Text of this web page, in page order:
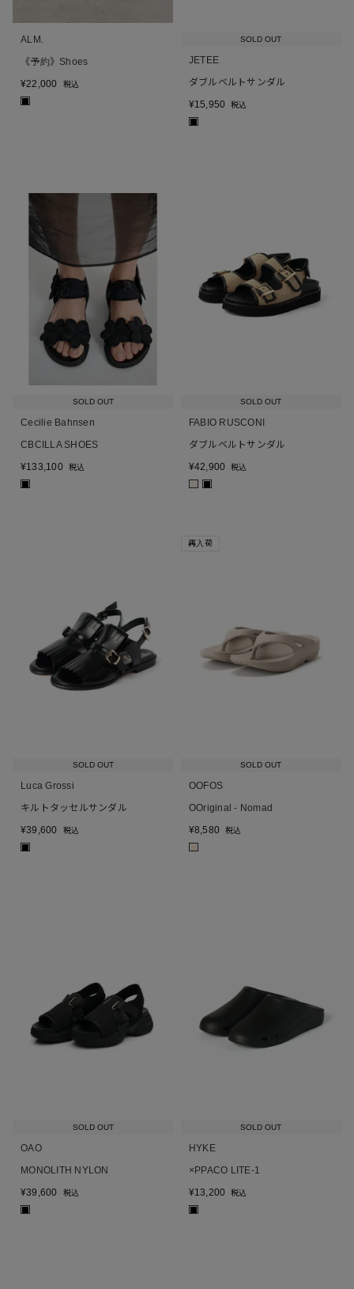
ALM.
《予約》Shoes
¥22,000 税込
■
SOLD OUT
JETEE
ダブルベルトサンダル
¥15,950 税込
■
SOLD OUT
Cecilie Bahnsen
CBCILLA SHOES
¥133,100 税込
SOLD OUT
FABIO RUSCONI
ダブルベルトサンダル
¥42,900 税込
SOLD OUT
Luca Grossi
キルトタッセルサンダル
¥39,600 税込
■
SOLD OUT
再入荷
OOFOS
OOriginal - Nomad
¥8,580 税込
SOLD OUT
OAO
MONOLITH NYLON
¥39,600 税込
■
SOLD OUT
HYKE
×PPACO LITE-1
¥13,200 税込
■